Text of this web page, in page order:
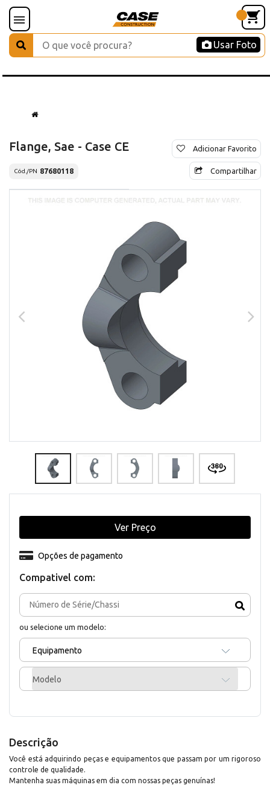
Usar Foto
Flange, Sae - Case CE
Cód./PN 87680118
Adicionar Favorito
Compartilhar
Compativel com:
ou selecione um modelo:
Equipamento
Modelo
Opções de pagamento
Ver Preço
Descrição
Você está adquirindo peças e equipamentos que passam por um rigoroso
controle de qualidade.
Mantenha suas máquinas em dia com nossas peças genuínas!